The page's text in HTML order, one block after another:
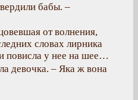
бабы. –
от волнения,
словах лирника
повисла у нее на шее…
девочка. – Яка ж вона